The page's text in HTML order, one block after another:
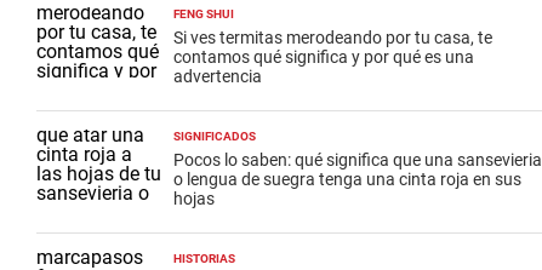
FENG SHUI
Si ves termitas merodeando por tu casa, te
contamos qué significa y por qué es una
advertencia
SIGNIFICADOS
Pocos lo saben: qué significa que una sansevieria
o lengua de suegra tenga una cinta roja en sus
hojas
HISTORIAS